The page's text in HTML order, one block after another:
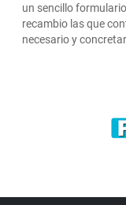
un sencillo
recambio las que
necesario y